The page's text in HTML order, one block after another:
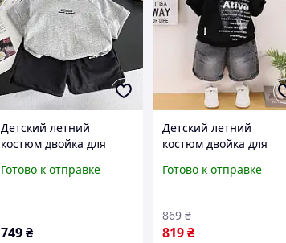
Детский летний
костюм двойка для
Комплект: футболка и
Готово к отправке
749₴
Детский летний
костюм двойка для
140. Комплект: черная
шорты на лето для
детей
Готово к отправке
819₴
869 ₴